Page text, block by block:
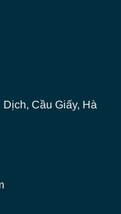
Cầu Giấy, Hà